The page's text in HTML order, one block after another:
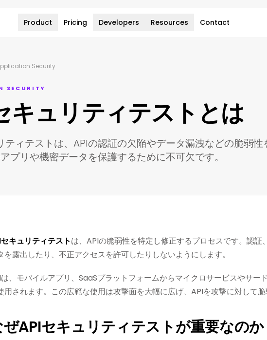
Product Pricing Developers Resources Contact
Security
SECURITY
キュリティテストとは
ティテストは、APIの認証の欠陥やデータ漏洩などの脆弱
プリや機密データを保護するために不可欠です。
キュリティテストは、APIの脆弱性を特定し修正するプロセスです。認
を露出したり、不正アクセスを許可したりしないようにします。
、モバイルアプリ、SaaSプラットフォームからマイクロサービスやサ
用されます。この広範な使用は攻撃面を大幅に広げ、APIを攻撃に対して
ぜAPIセキュリティテストが重要なのか